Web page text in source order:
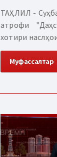
ТАҲЛИЛ -
атрофи
хотири
Муфассалтар